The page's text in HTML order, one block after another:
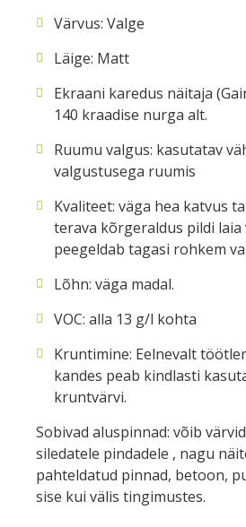
Värvus: Valge
Läige: Matt
Ekraani karedus näitaja
140 kraadise nurga alt.
Ruumu valgus: kasutatav
valgustusega ruumis
Kvaliteet: väga hea katvus
terava kõrgeraldus pildi laia
peegeldab tagasi rohkem
Lõhn: väga madal.
VOC: alla 13 g/l kohta
Kruntimine: Eelnevalt
kandes peab kindlasti
kruntvärvi.
Sobivad aluspinnad: võib
siledatele pindadele , nagu
pahteldatud pinnad, betoon,
sise kui välis tingimustes.